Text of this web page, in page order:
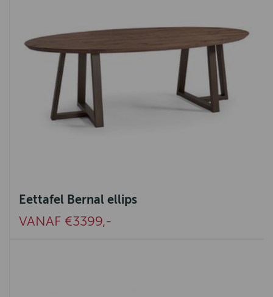
Eettafel Bernal ellips
VANAF €3399,-